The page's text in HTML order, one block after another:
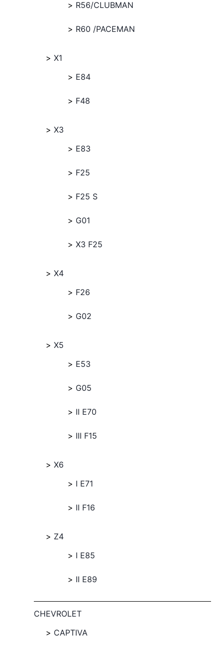
R56/CLUBMAN
R60 /PACEMAN
X1
E84
F48
X3
E83
F25
F25 S
G01
X3 F25
X4
F26
G02
X5
E53
G05
II E70
III F15
X6
I E71
II F16
Z4
I E85
II E89
CHEVROLET
CAPTIVA